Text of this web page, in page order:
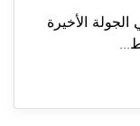
على السلام زغرتا 1-0، في الجولة الأخيرة